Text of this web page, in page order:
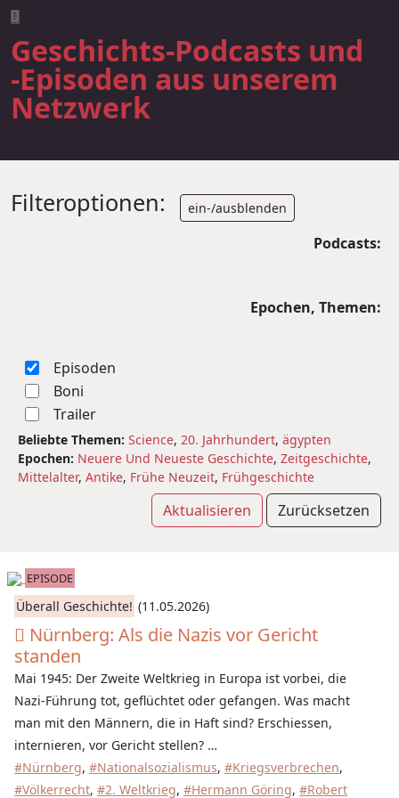
Geschichts-Podcasts und
-Episoden aus unserem
Netzwerk
Filteroptionen: ein-/ausblenden
Podcasts:
Epochen, Themen:
Episoden
Boni
Trailer
Beliebte Themen: Science, 20. Jahrhundert, ägypten
Epochen: Neuere Und Neueste Geschichte, Zeitgeschichte,
Mittelalter, Antike, Frühe Neuzeit, Frühgeschichte
Aktualisieren Zurücksetzen
EPISODE
Überall Geschichte! (11.05.2026)
Nürnberg: Als die Nazis vor Gericht
standen
Mai 1945: Der Zweite Weltkrieg in Europa ist vorbei, die
Nazi-Führung tot, geflüchtet oder gefangen. Was macht
man mit den Männern, die in Haft sind? Erschiessen,
internieren, vor Gericht stellen? …
#Nürnberg, #Nationalsozialismus, #Kriegsverbrechen,
#Völkerrecht, #2. Weltkrieg, #Hermann Göring, #Robert